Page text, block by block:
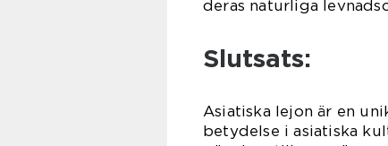
deras naturliga
Slutsats:
Asiatiska lejon är en
betydelse i asiatiska